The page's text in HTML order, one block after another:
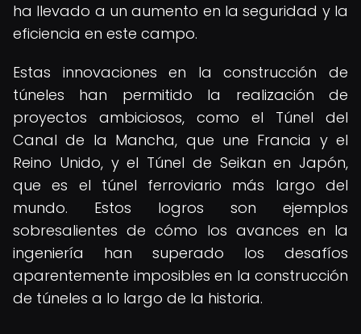
ha llevado a un aumento en la seguridad y la
eficiencia en este campo.
Estas innovaciones en la construcción de
túneles han permitido la realización de
proyectos ambiciosos, como el Túnel del
Canal de la Mancha, que une Francia y el
Reino Unido, y el Túnel de Seikan en Japón,
que es el túnel ferroviario más largo del
mundo. Estos logros son ejemplos
sobresalientes de cómo los avances en la
ingeniería han superado los desafíos
aparentemente imposibles en la construcción
de túneles a lo largo de la historia.